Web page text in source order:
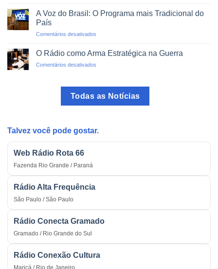
Trânsito
Pirata:
O
Ilegais
A Voz do Brasil: O Programa mais Tradicional do
País
Comentários desativados
Tradicional
O Rádio como Arma Estratégica na Guerra
Comentários desativados
Arma
Estratégica
Todas as Notícias
Talvez você pode gostar.
Web Rádio Rota 66
Fazenda Rio Grande / Paraná
Rádio Alta Frequência
São Paulo / São Paulo
Rádio Conecta Gramado
Gramado / Rio Grande do Sul
Rádio Conexão Cultura